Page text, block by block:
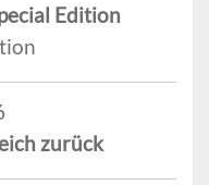
Edition
zurück